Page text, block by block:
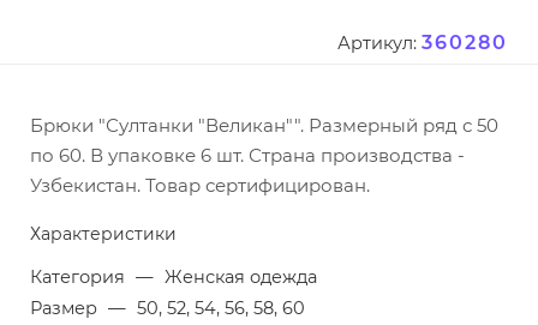
Артикул: 360280
Брюки "Султанки "Великан"". Размерный ряд с 50
по 60. В упаковке 6 шт. Страна производства -
Узбекистан. Товар сертифицирован.
Характеристики
Категория — Женская одежда
Размер — 50, 52, 54, 56, 58, 60